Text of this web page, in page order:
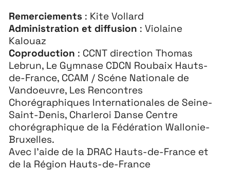
Remerciements : Kite Vollard
Administration et diffusion : Violaine
Kalouaz
Coproduction : CCNT direction Thomas
Lebrun, Le Gymnase CDCN Roubaix Hauts-
de-France, CCAM / Scéne Nationale de
Vandoeuvre, Les Rencontres
Chorégraphiques Internationales de Seine-
Saint-Denis, Charleroi Danse Centre
chorégraphique de la Fédération Wallonie-
Bruxelles.
Avec l’aide de la DRAC Hauts-de-France et
de la Région Hauts-de-France